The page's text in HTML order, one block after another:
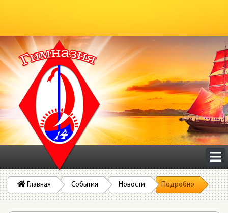
Главная События Новости Подробно